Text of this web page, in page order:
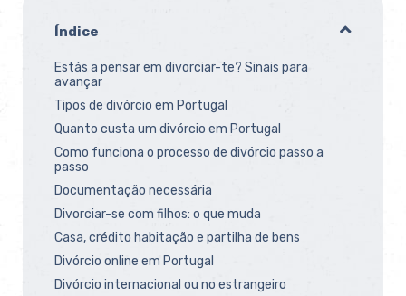
Índice
Estás a pensar em divorciar-te? Sinais para
avançar
Tipos de divórcio em Portugal
Quanto custa um divórcio em Portugal
Como funciona o processo de divórcio passo a
passo
Documentação necessária
Divorciar-se com filhos: o que muda
Casa, crédito habitação e partilha de bens
Divórcio online em Portugal
Divórcio internacional ou no estrangeiro